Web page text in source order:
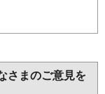
さまのご意見を